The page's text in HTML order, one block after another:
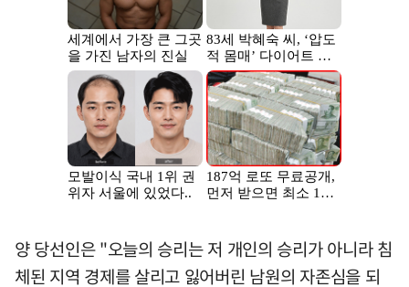
양 당선인은 "오늘의 승리는 저 개인의 승리가 아니라 침
체된 지역 경제를 살리고 잃어버린 남원의 자존심을 되